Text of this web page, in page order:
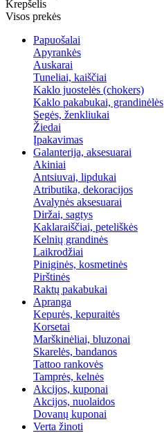
Krepšelis
Visos prekės
Papuošalai
Apyrankės
Auskarai
Tuneliai, kaiščiai
Kaklo juostelės (chokers)
Kaklo pakabukai, grandinėlės
Segės, ženkliukai
Žiedai
Įpakavimas
Galanterija, aksesuarai
Akiniai
Antsiuvai, lipdukai
Atributika, dekoracijos
Avalynės aksesuarai
Diržai, sagtys
Kaklaraiščiai, peteliškės
Kelnių grandinės
Laikrodžiai
Piniginės, kosmetinės
Pirštinės
Raktų pakabukai
Apranga
Kepurės, kepuraitės
Korsetai
Marškinėliai, bluzonai
Skarelės, bandanos
Tattoo rankovės
Tamprės, kelnės
Akcijos, kuponai
Akcijos, nuolaidos
Dovanų kuponai
Verta žinoti